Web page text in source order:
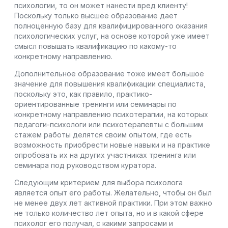
психологии, то он может нанести вред клиенту!
Поскольку только высшее образование дает
полноценную базу для квалифицированного оказания
психологических услуг, на основе которой уже имеет
смысл повышать квалификацию по какому-то
конкретному направлению.
Дополнительное образование тоже имеет большое
значение для повышения квалификации специалиста,
поскольку это, как правило, практико-
ориентированные тренинги или семинары по
конкретному направлению психотерапии, на которых
педагоги-психологи или психотерапевты с большим
стажем работы делятся своим опытом, где есть
возможность приобрести новые навыки и на практике
опробовать их на других участниках тренинга или
семинара под руководством куратора.
Следующим критерием для выбора психолога
является опыт его работы. Желательно, чтобы он был
не менее двух лет активной практики. При этом важно
не только количество лет опыта, но и в какой сфере
психолог его получал, с какими запросами и